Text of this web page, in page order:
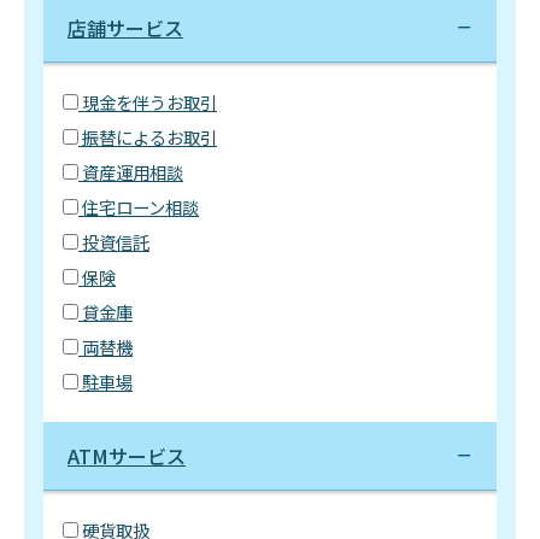
店舗サービス
現金を伴うお取引
振替によるお取引
資産運用相談
住宅ローン相談
投資信託
保険
貸金庫
両替機
駐車場
ATMサービス
硬貨取扱